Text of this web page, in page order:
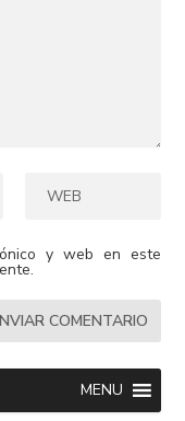
y web en este
MENU